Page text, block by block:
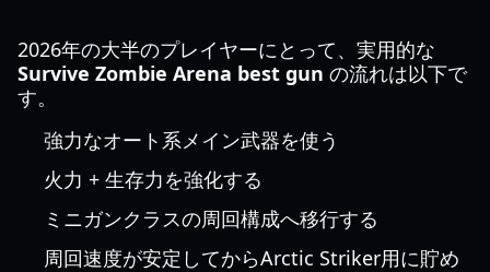
2026年の大半のプレイヤーにとって、実用的な
Survive Zombie Arena best gun の流れは以下で
す。
強力なオート系メイン武器を使う
火力 + 生存力を強化する
ミニガンクラスの周回構成へ移行する
周回速度が安定してからArctic Striker用に貯め